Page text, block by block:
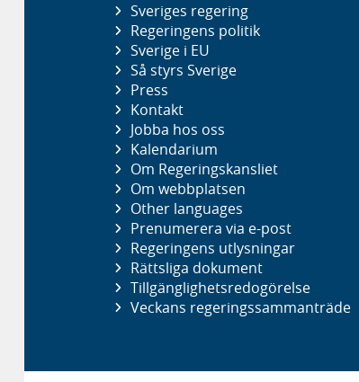
Sveriges regering
Regeringens politik
Sverige i EU
Så styrs Sverige
Press
Kontakt
Jobba hos oss
Kalendarium
Om Regeringskansliet
Om webbplatsen
Other languages
Prenumerera via e-post
Regeringens utlysningar
Rättsliga dokument
Tillgänglighetsredogörelse
Veckans regeringssammanträde